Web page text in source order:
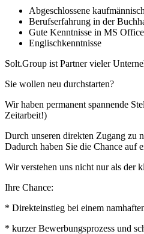
Abgeschlossene
Berufserfahrung in der
Gute Kenntnisse in MS
Englischkenntnisse
Solt.Group ist Partner vieler
Sie wollen neu durchstarten?
Wir haben permanent spannende
Zeitarbeit!)
Durch unseren direkten Zugang zu
Dadurch haben Sie die Chance auf
Wir verstehen uns nicht nur als der
Ihre Chance:
* Direkteinstieg bei einem
* kurzer Bewerbungsprozess und